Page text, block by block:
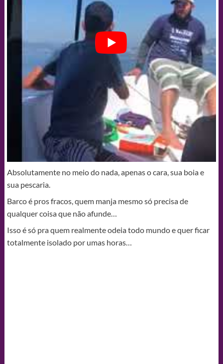
Absolutamente no meio do nada, apenas o cara, sua boia e
sua pescaria.
Barco é pros fracos, quem manja mesmo só precisa de
qualquer coisa que não afunde…
Isso é só pra quem realmente odeia todo mundo e quer ficar
totalmente isolado por umas horas…